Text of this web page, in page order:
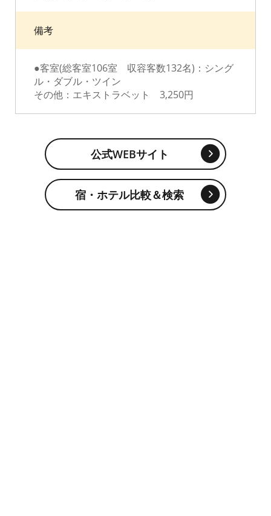
備考
●客室(総客室106室 収容客数132名)：シング
ル・ダブル・ツイン
その他：エキストラベット 3,250円
公式WEBサイト
宿・ホテル比較＆検索